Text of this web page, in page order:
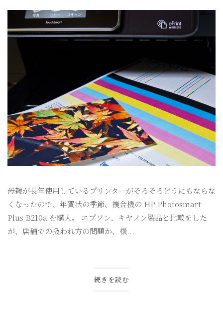
母親が長年使用しているプリンターがそろそろどうにもならな
くなったので、年賀状の季節、複合機の HP Photosmart
Plus B210a を購入。 エプソン、キヤノン製品と比較をした
が、店舗での扱われ方の問題か、機...
続きを読む